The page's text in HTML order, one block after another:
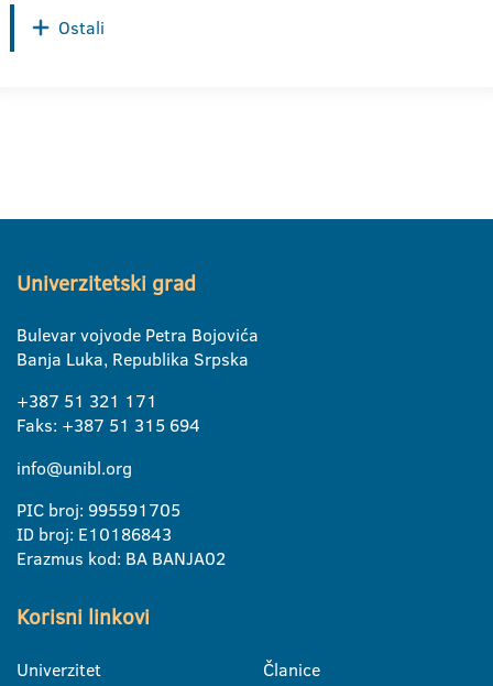
Ostali
Univerzitetski grad
Bulevar vojvode Petra Bojovića
Banja Luka, Republika Srpska
+387 51 321 171
Faks: +387 51 315 694
info@unibl.org
PIC broj: 995591705
ID broj: E10186843
Erazmus kod: BA BANJA02
Korisni linkovi
Univerzitet
Članice